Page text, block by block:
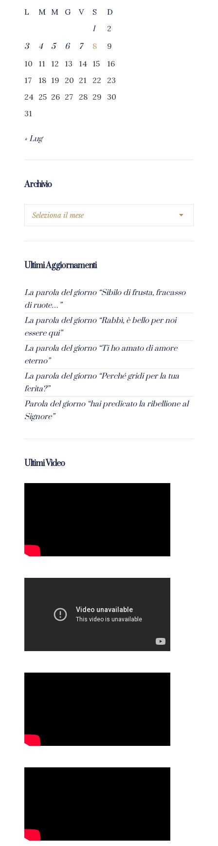
L M M G V S
D
1
2
3
4 5 6 7 8
9
10
11 12 13 14 15
16
17
18 19 20 21 22
23
24 25 26 27 28 29
30
31
« Lug
Archivio
Ultimi Aggiornamenti
La parola del giorno “Sibilo di frusta, fracasso
di ruote…”
La parola del giorno “Rabbì, è bello per noi
essere qui”
La parola del giorno “Ti ho amato di amore
eterno”
La parola del giorno “Perché gridi per la tua
ferita?”
Parola del giorno “hai predicato la ribellione al
Signore”
Ultimi Video